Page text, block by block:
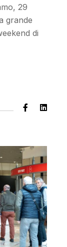
29
grande
di